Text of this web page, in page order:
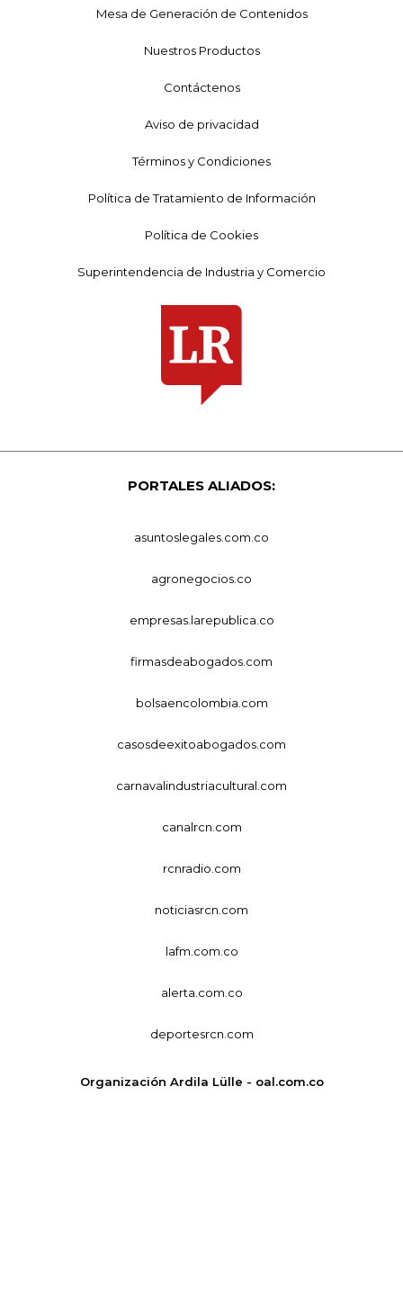
Mesa de Generación de Contenidos
Nuestros Productos
Contáctenos
Aviso de privacidad
Términos y Condiciones
Política de Tratamiento de Información
Política de Cookies
Superintendencia de Industria y Comercio
PORTALES ALIADOS:
asuntoslegales.com.co
agronegocios.co
empresas.larepublica.co
firmasdeabogados.com
bolsaencolombia.com
casosdeexitoabogados.com
carnavalindustriacultural.com
canalrcn.com
rcnradio.com
noticiasrcn.com
lafm.com.co
alerta.com.co
deportesrcn.com
Organización Ardila Lülle - oal.com.co